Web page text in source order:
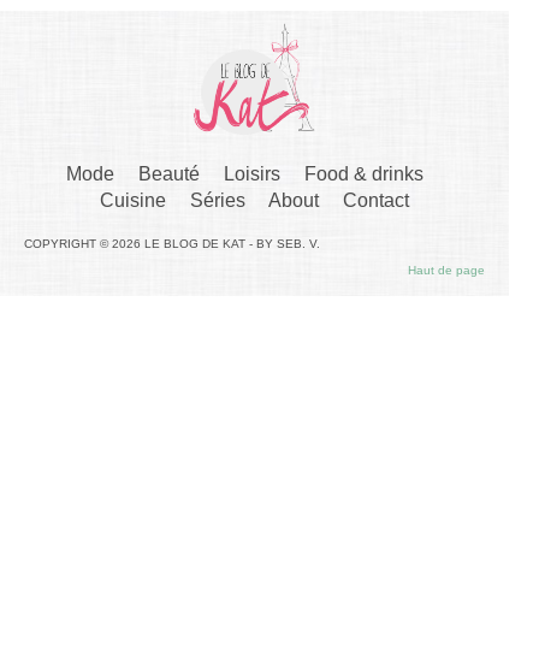
Mode Beauté Loisirs
Food & drinks
Cuisine
Séries About Contact
COPYRIGHT © 2026 LE BLOG DE KAT - BY SEB. V.
Haut de page